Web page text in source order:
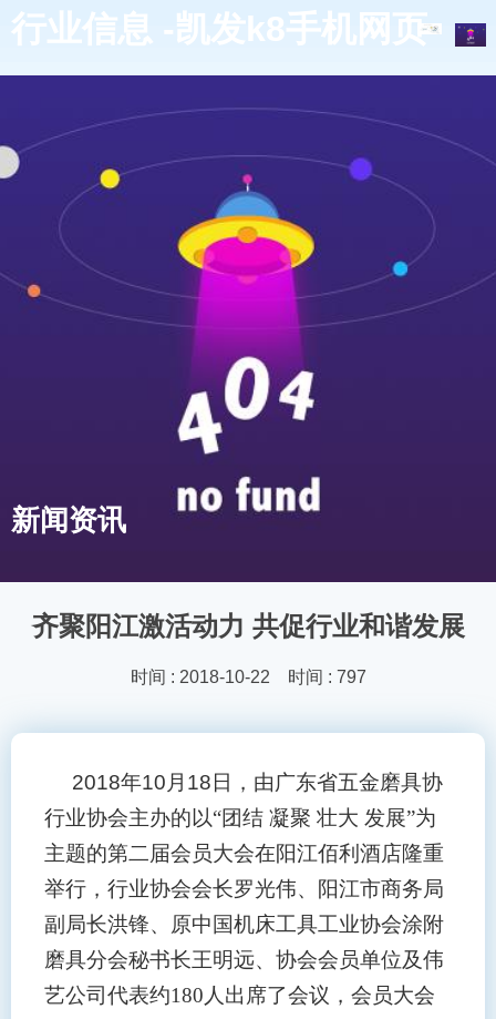
行业信息 -凯发k8手机网页
新闻资讯
齐聚阳江激活动力 共促行业和谐发展
时间 : 2018-10-22 时间 : 797
2018年10 月 18 日，由广东省五金磨具协
行业协会主办的以“团结 凝聚 壮大 发展”为
主题的第二届会员大会在阳江佰利酒店隆重
举行，行业协会会长罗光伟、阳江市商务局
副局长洪锋、原中国机床工具工业协会涂附
磨具分会秘书长王明远、协会会员单位及伟
艺公司代表约180人出席了会议，会员大会